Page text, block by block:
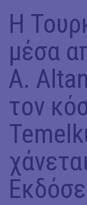
Η
μέσα
A.
τον